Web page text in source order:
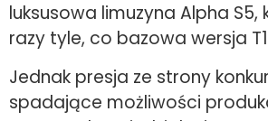
luksusowa limuzyna Alpha
razy tyle, co bazowa wersja
Jednak presja ze strony
spadające możliwości